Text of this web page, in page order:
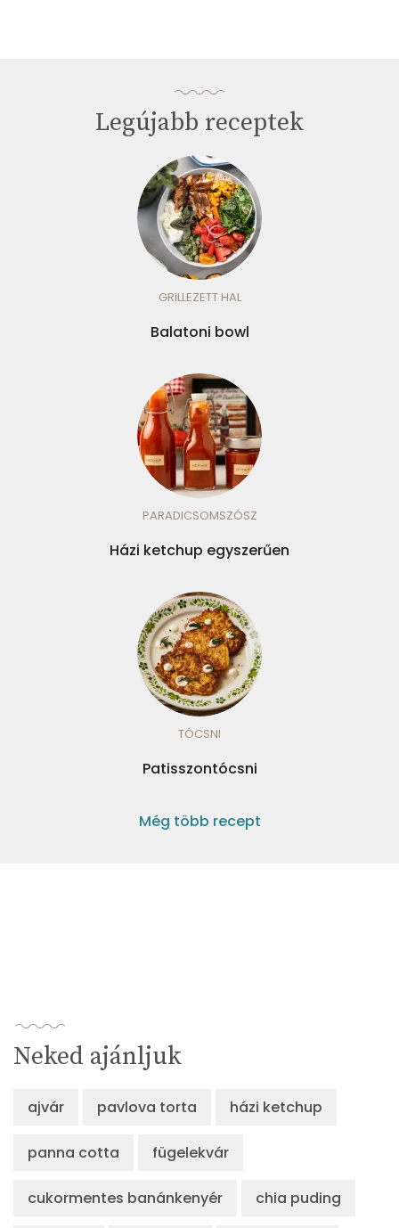
Legújabb receptek
GRILLEZETT HAL
Balatoni bowl
PARADICSOMSZÓSZ
Házi ketchup egyszerűen
TÓCSNI
Patisszontócsni
Még több recept
Neked ajánljuk
ajvár pavlova torta házi ketchup
panna cotta fügelekvár
cukormentes banánkenyér chia puding